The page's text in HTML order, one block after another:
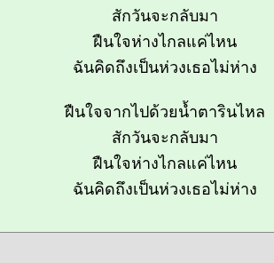
สักวันจะกลับมา
ฝืนใจห่างไกลแค่ไหน
ฉันคิดถึงเป็นห่วงเธอไม่ห่าง
ฝืนใจจากไปด้วยน้ำตารินไหล
สักวันจะกลับมา
ฝืนใจห่างไกลแค่ไหน
ฉันคิดถึงเป็นห่วงเธอไม่ห่าง